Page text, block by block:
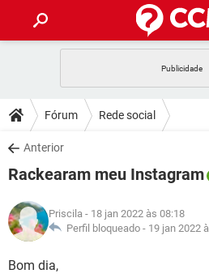
CELULAR
OUTLOOK
INSTAGRAM
GUIA DE COMPRAS
DICAS
JOGOS
INSTAGRAM
GUIA DE COMPRAS
DOWNLOADS
JOGOS
CELULAR
OUTLOOK
INSTAGRAM
JOGOS
CELULAR
OUTLOOK
GLOSSÁRIO
JOGOS
Fórum Rede social
Anterior
Rackearam meu Instagram
Priscila - 18 jan 2022 às 08:18
Perfil bloqueado - 19 jan 2022
Bom dia,